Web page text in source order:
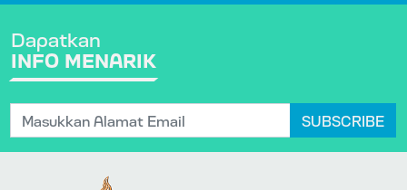
Dapatkan
INFO MENARIK
SUBSCRIBE